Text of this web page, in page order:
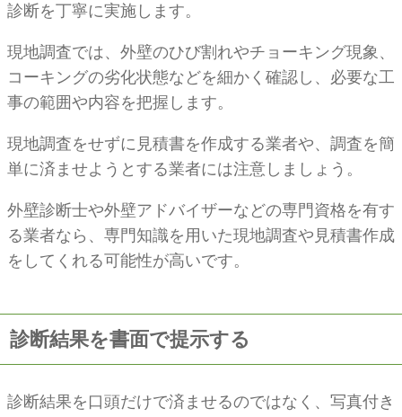
診断を丁寧に実施します。
現地調査では、外壁のひび割れやチョーキング現象、
コーキングの劣化状態などを細かく確認し、必要な工
事の範囲や内容を把握します。
現地調査をせずに見積書を作成する業者や、調査を簡
単に済ませようとする業者には注意しましょう。
外壁診断士や外壁アドバイザーなどの専門資格を有す
る業者なら、専門知識を用いた現地調査や見積書作成
をしてくれる可能性が高いです。
診断結果を書面で提示する
診断結果を口頭だけで済ませるのではなく、写真付き